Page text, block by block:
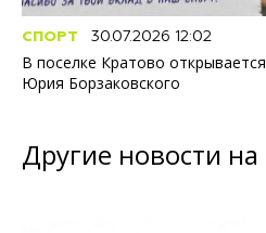
СПОРТ 30.07.2026 12:02
В поселке Кратово
Юрия Борзаковского
Другие новости